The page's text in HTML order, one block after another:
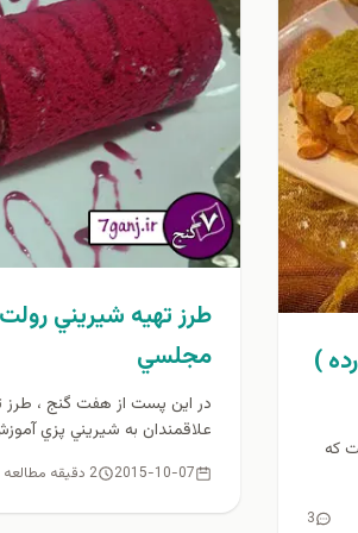
)
كه
3
طرز تهيه شيريني
مجلسي
در اين پست از هفت گنج ، طرز
علاقمندان به شيريني پزي
2015-10-07 2 دقیقه مطالعه